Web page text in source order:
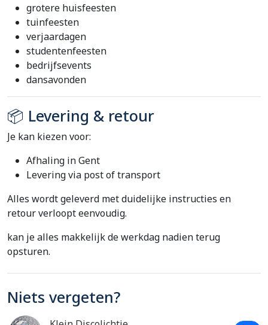
grotere huisfeesten
tuinfeesten
verjaardagen
studentenfeesten
bedrijfsevents
dansavonden
📦 Levering & retour
Je kan kiezen voor:
Afhaling in Gent
Levering via post of transport
Alles wordt geleverd met duidelijke instructies en
retour verloopt eenvoudig.
kan je alles makkelijk de werkdag nadien terug
opsturen.
Niets vergeten?